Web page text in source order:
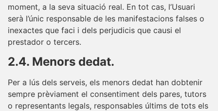
moment, a la seva situació real. En tot cas, l’Usuari
serà l’únic responsable de les manifestacions falses o
inexactes que faci i dels perjudicis que causi el
prestador o tercers.
2.4. Menors dedat.
Per a lús dels serveis, els menors dedat han dobtenir
sempre prèviament el consentiment dels pares, tutors
o representants legals, responsables últims de tots els